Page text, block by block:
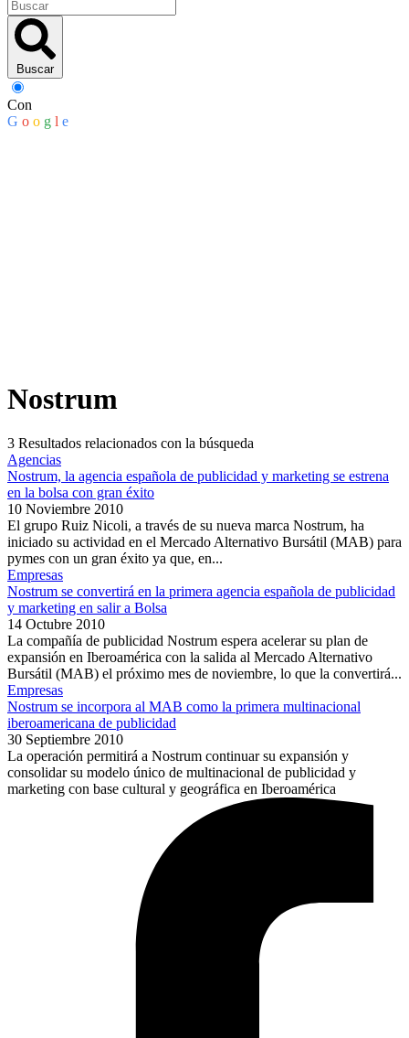
Buscar
Con
G o o g l e
Nostrum
3 Resultados relacionados con la búsqueda
Agencias
Nostrum, la agencia española de publicidad y marketing se estrena
en la bolsa con gran éxito
10 Noviembre 2010
El grupo Ruiz Nicoli, a través de su nueva marca Nostrum, ha
iniciado su actividad en el Mercado Alternativo Bursátil (MAB) para
pymes con un gran éxito ya que, en...
Empresas
Nostrum se convertirá en la primera agencia española de publicidad
y marketing en salir a Bolsa
14 Octubre 2010
La compañía de publicidad Nostrum espera acelerar su plan de
expansión en Iberoamérica con la salida al Mercado Alternativo
Bursátil (MAB) el próximo mes de noviembre, lo que la convertirá...
Empresas
Nostrum se incorpora al MAB como la primera multinacional
iberoamericana de publicidad
30 Septiembre 2010
La operación permitirá a Nostrum continuar su expansión y
consolidar su modelo único de multinacional de publicidad y
marketing con base cultural y geográfica en Iberoamérica